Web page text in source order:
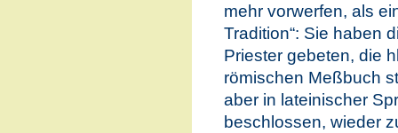
mehr vorwerfen, als
Tradition“: Sie haben
Priester gebeten, die
römischen Meßbuch
aber in lateinischer
beschlossen, wieder